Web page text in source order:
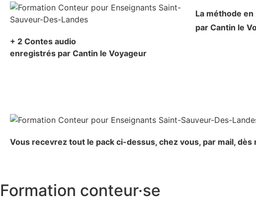
+ 2 Contes audio
enregistrés par Cantin le Voyageur
La méthode en
par Cantin le
Vous recevrez tout le pack ci-dessus, chez vous, par mail, dès
Formation conteur·se